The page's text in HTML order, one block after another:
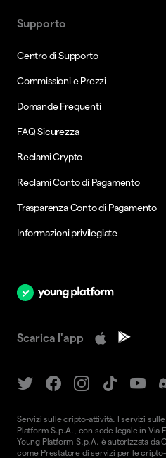
Supporto
Centro di Supporto
Commissioni e Prezzi
Domande Frequenti
FAQ Sicurezza
Reclami Crypto
Reclami Conto di Pagamento
Trasparenza Conto di Pagamento
Informazioni privilegiate
Scarica l'app
Servizi sulle cripto-attività. I servizi
Platform S.p.A., con sede legale in Via
Young Platform S.p.A. è autorizzata da
come Prestatore di servizi per le cripto-